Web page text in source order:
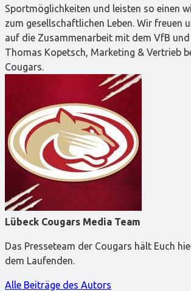
Sportmöglichkeiten und leisten so einen
zum gesellschaftlichen Leben. Wir freuen
auf die Zusammenarbeit mit dem VfB
Thomas Kopetsch, Marketing & Vertrieb
Cougars.
Lübeck Cougars Media Team
Das Presseteam der Cougars hält Euch
dem Laufenden.
Alle Beiträge des Autors